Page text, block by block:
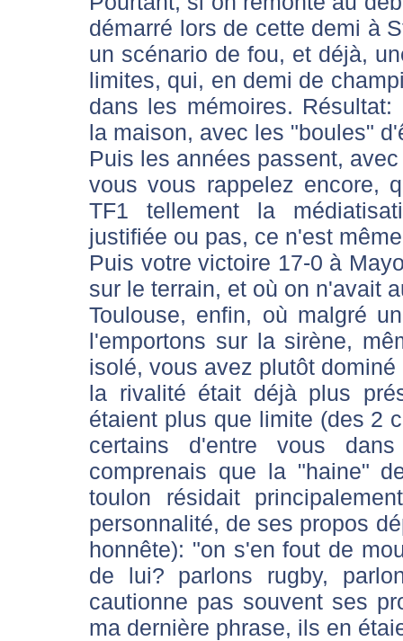
démarré lors de cette demi à
un scénario de fou, et déjà,
limites, qui, en demi de
dans les mémoires.
la maison, avec les "boules"
Puis les années passent,
vous vous rappelez encore,
TF1 tellement la
justifiée ou pas, ce n'est
Puis votre victoire 17-0 à
sur le terrain, et où on n'avait
Toulouse, enfin, où malgré
l'emportons sur la sirène,
isolé, vous avez plutôt
la rivalité était déjà plus
étaient plus que limite (des 2
certains d'entre vous
comprenais que la "haine"
toulon résidait
personnalité, de ses propos
honnête): "on s'en fout de
de lui? parlons rugby,
cautionne pas souvent ses
ma dernière phrase, ils en